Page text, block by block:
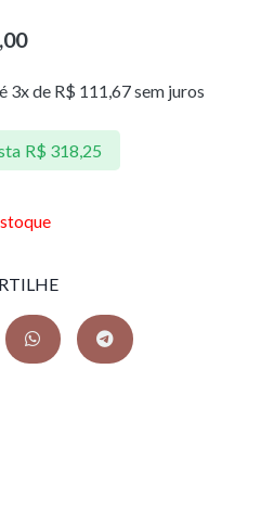
3x de R$ 111,67sem juros
R$ 318,25